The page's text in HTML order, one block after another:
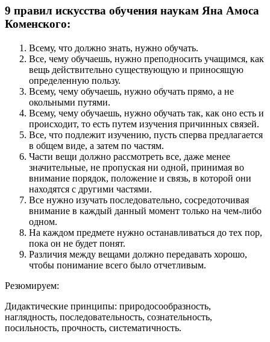
9 правил искусства обучения наукам Яна Амоса
Коменского:
Всему, что должно знать, нужно обучать.
Все, чему обучаешь, нужно преподносить учащимся, как
вещь действительно существующую и приносящую
определенную пользу.
Всему, чему обучаешь, нужно обучать прямо, а не
окольными путями.
Всему, чему обучаешь, нужно обучать так, как оно есть и
происходит, то есть путем изучения причинных связей.
Все, что подлежит изучению, пусть сперва предлагается
в общем виде, а затем по частям.
Части вещи должно рассмотреть все, даже менее
значительные, не пропуская ни одной, принимая во
внимание порядок, положение и связь, в которой они
находятся с другими частями.
Все нужно изучать последовательно, сосредоточивая
внимание в каждый данный момент только на чем-либо
одном.
На каждом предмете нужно останавливаться до тех пор,
пока он не будет понят.
Различия между вещами должно передавать хорошо,
чтобы понимание всего было отчетливым.
Резюмируем:
Дидактические принципы: природосообразность,
наглядность, последовательность, сознательность,
посильность, прочность, систематичность.